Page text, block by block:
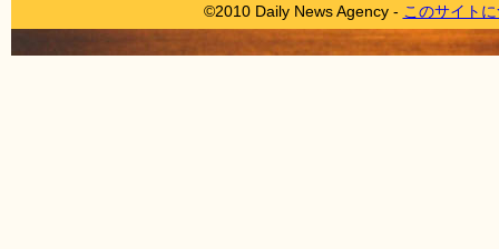
©2010 Daily News Agency - このサイト